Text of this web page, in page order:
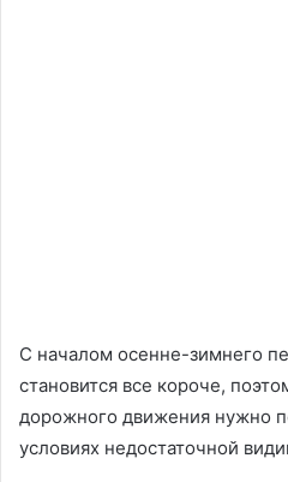
С началом осенне-зимнего
становится все короче,
дорожного движения нужно
условиях недостаточной